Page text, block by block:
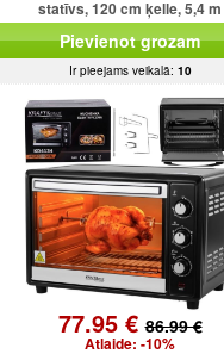
statīvs, 120 cm ķelle, 5,4 m
regulējams kāts
Pievienot grozam
Ir pieejams veikalā: 10
77.95 €86.99 €
Atlaide: -10%